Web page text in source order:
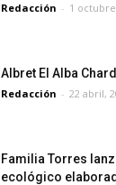
Redacción - 1
Albret El Alba
Redacción - 22 abril,
Familia Torres
ecológico